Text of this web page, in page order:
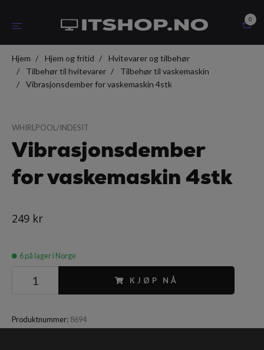
0
Hjem Hjem og fritid
Hvitevarer og tilbehør
Tilbehør til hvitevarer
Tilbehør til vaskemaskin
Vibrasjonsdember for vaskemaskin 4stk
WHIRLPOOL/INDESIT
Vibrasjonsdember
for vaskemaskin 4stk
249 kr
6på lager i Norge
KJØP NÅ
Produktnummer: 8694